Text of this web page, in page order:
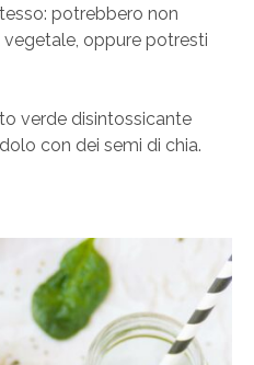
potrebbero non
oppure potresti
verde disintossicante
con dei semi di chia.